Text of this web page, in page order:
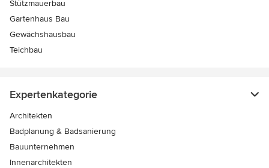
Stützmauerbau
Gartenhaus Bau
Gewächshausbau
Teichbau
Expertenkategorie
Architekten
Badplanung & Badsanierung
Bauunternehmen
Innenarchitekten